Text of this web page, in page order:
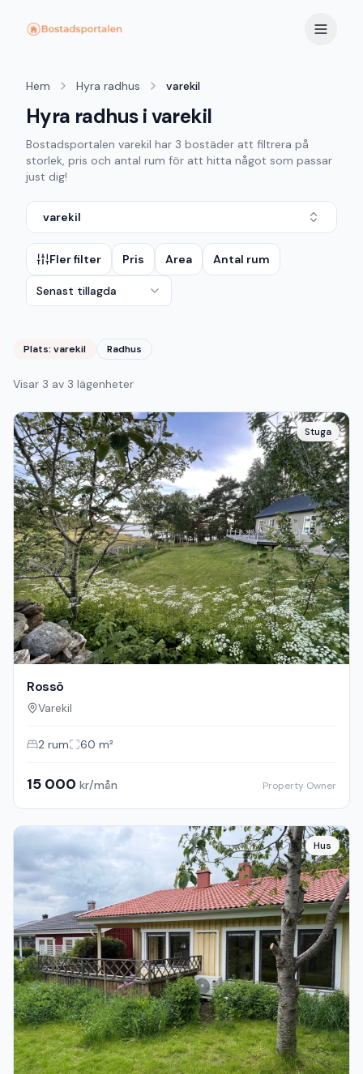
Hem Hyra radhus varekil
Hyra radhus i varekil
Bostadsportalen varekil har 3 bostäder att filtrera på
storlek, pris och antal rum för att hitta något som passar
just dig!
varekil
Fler filter Pris Area Antal rum
Senast tillagda
Plats: varekil Radhus
Visar 3 av 3 lägenheter
Stuga
Rossö
Varekil
2 rum 60 m²
15 000 kr/mån Property Owner
Hus